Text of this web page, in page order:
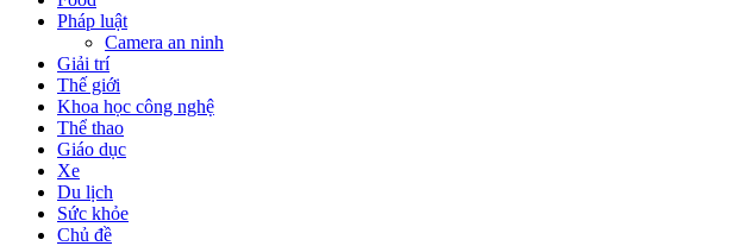
Pháp luật
Camera an ninh
Giải trí
Thế giới
Khoa học công nghệ
Thể thao
Giáo dục
Xe
Du lịch
Sức khỏe
Chủ đề